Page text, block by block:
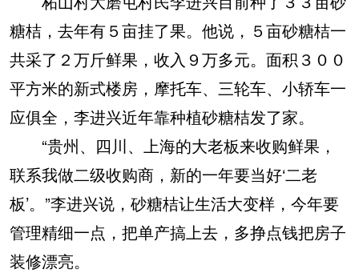
糖桔，去年有５亩挂了果。他说，５亩砂糖桔一
共采了２万斤鲜果，收入９万多元。面积３００
平方米的新式楼房，摩托车、三轮车、小轿车一
应俱全，李进兴近年靠种植砂糖桔发了家。
“贵州、四川、上海的大老板来收购鲜果，
联系我做二级收购商，新的一年要当好‘二老
板’。”李进兴说，砂糖桔让生活大变样，今年要
管理精细一点，把单产搞上去，多挣点钱把房子
装修漂亮。